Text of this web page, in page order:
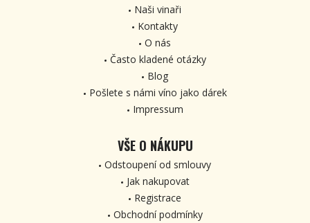
Naši vinaři
Kontakty
O nás
Často kladené otázky
Blog
Pošlete s námi víno jako dárek
Impressum
VŠE O NÁKUPU
Odstoupení od smlouvy
Jak nakupovat
Registrace
Obchodní podmínky